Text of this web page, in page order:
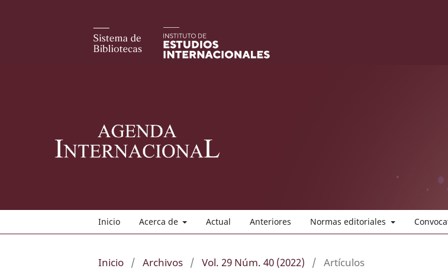
Inicio Acerca de Actual Anteriores Normas editoriales
Inicio / Archivos / Vol. 29 Núm. 40 (2022) / Artículos